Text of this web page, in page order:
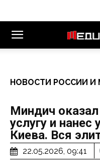
НОВОСТИ РОССИИ И
Миндич
услугу и
Киева. Вся
22.05.2026, 09:41